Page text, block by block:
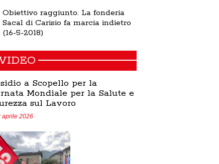
Obiettivo raggiunto. La fonderia
Sacal di Carisio fa marcia indietro
(16-5-2018)
a Scopello per la
Mondiale per la Salute e
sul Lavoro
aprile 2026